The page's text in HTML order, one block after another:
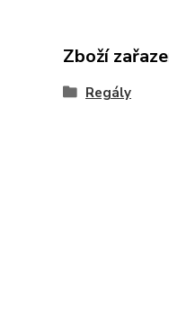
Zboží
Regály